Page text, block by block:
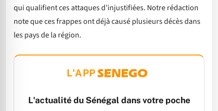
qui qualifient ces attaques d’injustifiées. Notre rédaction
note que ces frappes ont déjà causé plusieurs décès dans
les pays de la région.
L'APP
L'actualité du Sénégal dans votre poche